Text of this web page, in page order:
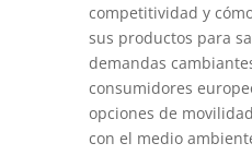
competitividad y
sus productos para
demandas
consumidores
opciones de
con el medio